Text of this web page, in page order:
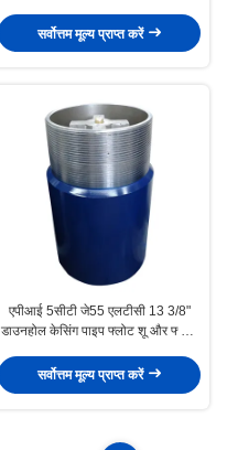
सीमेंटिंग उपकरण
सर्वोत्तम मूल्य प्राप्त करें
एपीआई 5सीटी जे55 एलटीसी 13 3/8"
डाउनहोल केसिंग पाइप फ्लोट शू और फ्लोट
सर्वोत्तम मूल्य प्राप्त करें